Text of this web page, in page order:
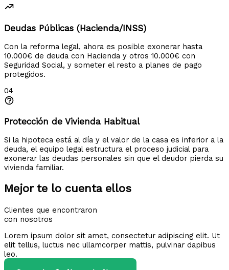
Deudas Públicas (Hacienda/INSS)
Con la reforma legal, ahora es posible exonerar hasta
10.000€ de deuda con Hacienda y otros 10.000€ con
Seguridad Social, y someter el resto a planes de pago
protegidos.
04
Protección de Vivienda Habitual
Si la hipoteca está al día y el valor de la casa es inferior a la
deuda, el equipo legal estructura el proceso judicial para
exonerar las deudas personales sin que el deudor pierda su
vivienda familiar.
Mejor te lo cuenta ellos
Clientes que encontraron
con nosotros
Lorem ipsum dolor sit amet, consectetur adipiscing elit. Ut
elit tellus, luctus nec ullamcorper mattis, pulvinar dapibus
leo.